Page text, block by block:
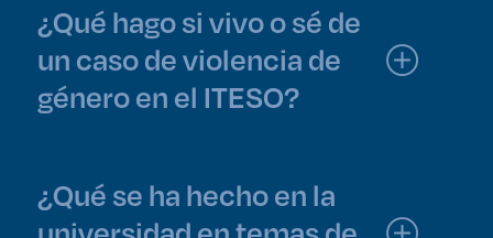
¿Qué hago si vivo o sé de
un caso de violencia de
género en el ITESO?
¿Qué se ha hecho en la